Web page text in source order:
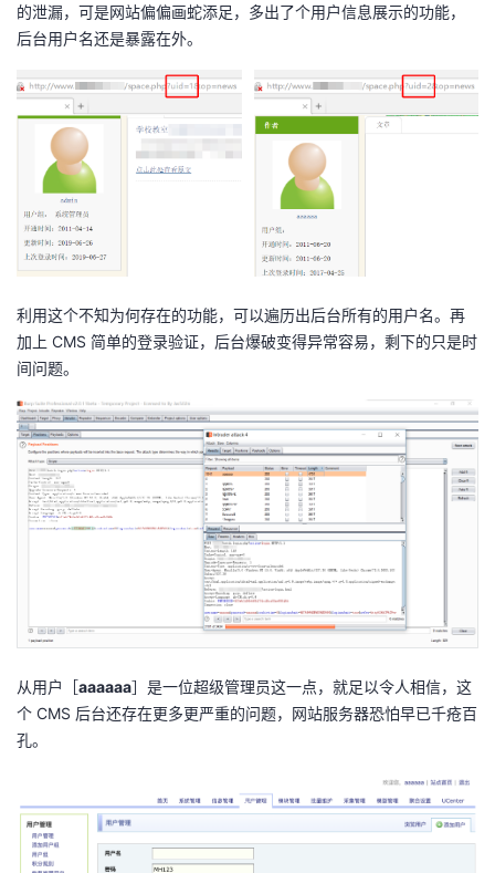
的泄漏，可是网站偏偏画蛇添足，多出了个用户信息展示的功能，
后台用户名还是暴露在外。
利用这个不知为何存在的功能，可以遍历出后台所有的用户名。再
加上 CMS 简单的登录验证，后台爆破变得异常容易，剩下的只是时
间问题。
从用户［aaaaaa］是一位超级管理员这一点，就足以令人相信，这
个 CMS 后台还存在更多更严重的问题，网站服务器恐怕早已千疮百
孔。